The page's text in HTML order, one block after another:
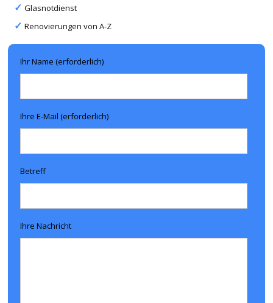
Glasnotdienst
Renovierungen von A-Z
Ihr Name (erforderlich)
Ihre E-Mail (erforderlich)
Betreff
Ihre Nachricht